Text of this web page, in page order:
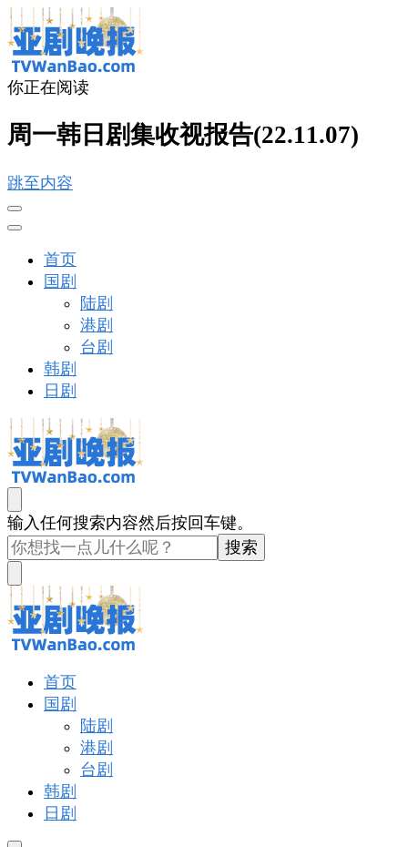
你正在阅读
周一韩日剧集收视报告(22.11.07)
跳至内容
首页
国剧
陆剧
港剧
台剧
韩剧
日剧
亚剧晚报
戏里戏外看亚洲
找
什
么
东
西
吗?
输入任何搜索内容然后按回车键。
亚剧晚报
戏里戏外看亚洲
首页
国剧
陆剧
港剧
台剧
韩剧
日剧